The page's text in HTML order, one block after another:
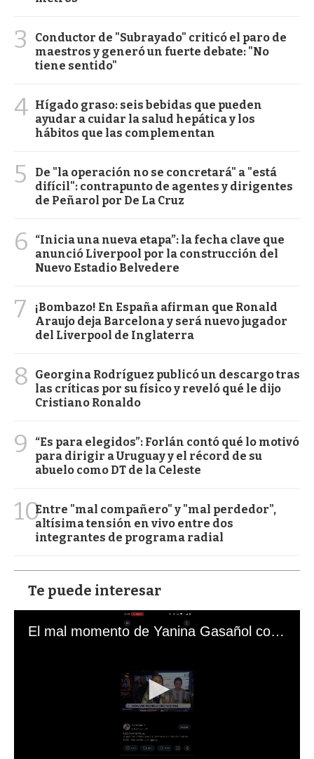
3
Conductor de "Subrayado" criticó el paro de
maestros y generó un fuerte debate: "No
tiene sentido"
4 Hígado graso: seis bebidas que pueden
ayudar a cuidar la salud hepática y los
hábitos que las complementan
5
De "la operación no se concretará" a "está
difícil": contrapunto de agentes y dirigentes
de Peñarol por De La Cruz
6
“Inicia una nueva etapa”: la fecha clave que
anunció Liverpool por la construcción del
Nuevo Estadio Belvedere
7
¡Bombazo! En España afirman que Ronald
Araujo deja Barcelona y será nuevo jugador
del Liverpool de Inglaterra
8
Georgina Rodríguez publicó un descargo tras
las críticas por su físico y reveló qué le dijo
Cristiano Ronaldo
9
“Es para elegidos”: Forlán contó qué lo motivó
para dirigir a Uruguay y el récord de su
abuelo como DT de la Celeste
10Entre "mal compañero" y "mal perdedor",
altísima tensión en vivo entre dos
integrantes de programa radial
Te puede interesar
El mal momento de Yanina Gasañol con un hincha argentino en "Subrayado"